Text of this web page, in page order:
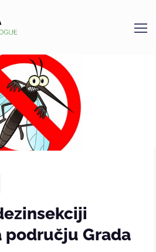
području Grada